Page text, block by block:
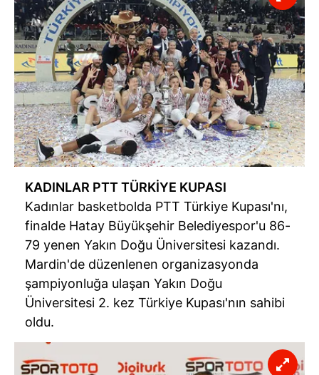
KADINLAR PTT TÜRKİYE KUPASI
Kadınlar basketbolda PTT Türkiye Kupası'nı,
finalde Hatay Büyükşehir Belediyespor'u 86-
79 yenen Yakın Doğu Üniversitesi kazandı.
Mardin'de düzenlenen organizasyonda
şampiyonluğa ulaşan Yakın Doğu
Üniversitesi 2. kez Türkiye Kupası'nın sahibi
oldu.